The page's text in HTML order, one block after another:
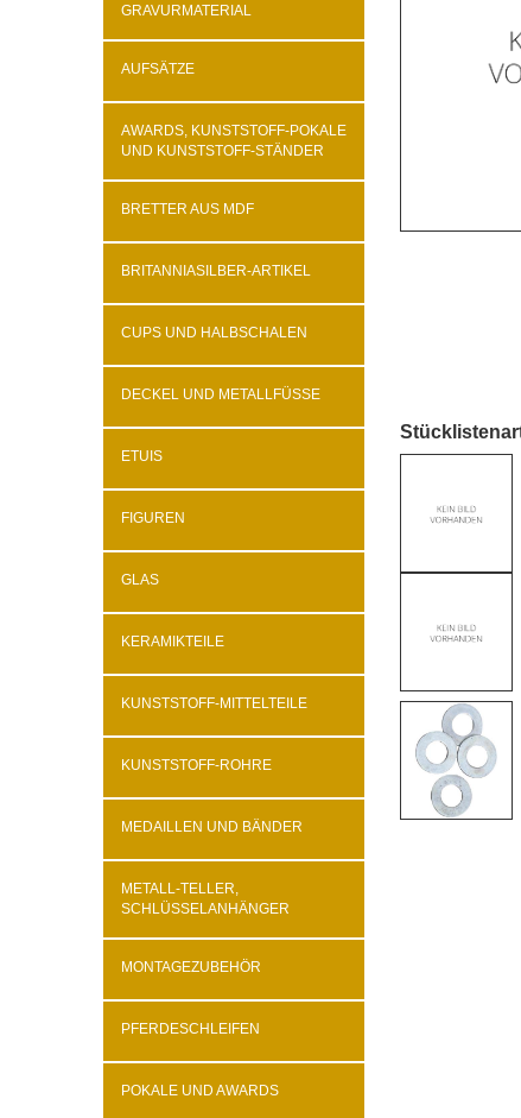
GRAVURMATERIAL
AUFSÄTZE
AWARDS, KUNSTSTOFF-POKALE
UND KUNSTSTOFF-STÄNDER
BRETTER AUS MDF
BRITANNIASILBER-ARTIKEL
CUPS UND HALBSCHALEN
DECKEL UND METALLFÜSSE
ETUIS
FIGUREN
GLAS
KERAMIKTEILE
KUNSTSTOFF-MITTELTEILE
KUNSTSTOFF-ROHRE
MEDAILLEN UND BÄNDER
METALL-TELLER,
SCHLÜSSELANHÄNGER
MONTAGEZUBEHÖR
PFERDESCHLEIFEN
POKALE UND AWARDS